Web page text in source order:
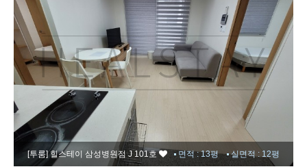
[투룸] 힐스테이 삼성병원점 J 101호 면적 : 13평 실면적 : 12평